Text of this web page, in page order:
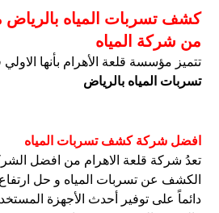
كشف تسربات المياه بالرياض
من شركة المياه
تتميز مؤسسة قلعة الأهرام بأنها
تسربات المياه بالرياض
افضل شركة كشف تسربات المياه
تعدُ شركة قلعة الاهرام من افضل
الكشف عن تسربات المياه و حل ارتفاع
دائماً على توفير أحدث الأجهزة